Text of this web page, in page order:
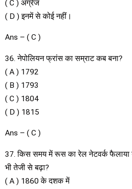
( C ) अंग्रेज
( D ) इनमें से कोई नहीं।
Ans – ( C )
36. नेपोलियन फ्रांस का सम्राट कब बना?
( A ) 1792
( B ) 1793
( C ) 1804
( D ) 1815
Ans – ( C )
37. किस समय में रूस का रेल नेटवर्क फैलाया
भी तेजी से बढ़ा?
( A ) 1860 के दशक में